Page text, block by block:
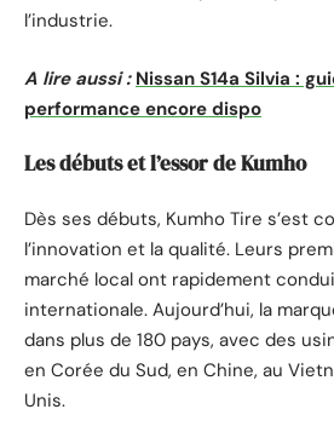
l’industrie.
A lire aussi : Nissan S14a Silvia :
performance encore dispo
Les débuts et l’essor de Kumho
Dès ses débuts, Kumho Tire s’est
l’innovation et la qualité. Leurs
marché local ont rapidement
internationale. Aujourd’hui, la
dans plus de 180 pays, avec des
en Corée du Sud, en Chine, au
Unis.